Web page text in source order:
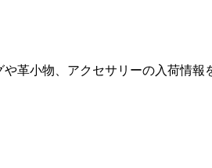
革小物、アクセサリーの入荷情報